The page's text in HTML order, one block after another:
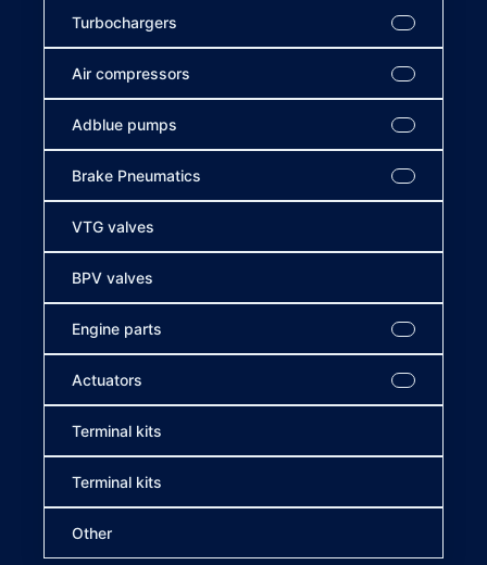
Turbochargers
Air compressors
Adblue pumps
Brake Pneumatics
VTG valves
BPV valves
Engine parts
Actuators
Terminal kits
Terminal kits
Other